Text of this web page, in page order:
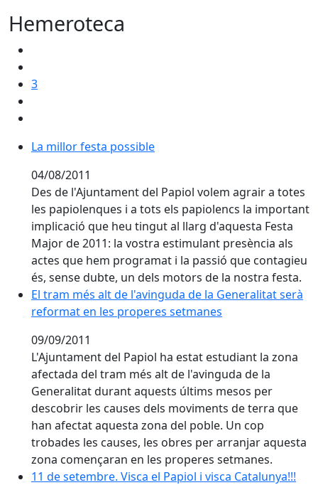
Hemeroteca
3
La millor festa possible
La millor festa possible
04/08/2011
Des de l'Ajuntament del Papiol volem agrair a totes
les papiolenques i a tots els papiolencs la important
implicació que heu tingut al llarg d'aquesta Festa
Major de 2011: la vostra estimulant presència als
actes que hem programat i la passió que contagieu
és, sense dubte, un dels motors de la nostra festa.
El tram més alt de l'avinguda de la Generalitat serà
El tram més alt de l'avinguda de la Generalitat serà
reformat en les properes setmanes
09/09/2011
L'Ajuntament del Papiol ha estat estudiant la zona
afectada del tram més alt de l'avinguda de la
Generalitat durant aquests últims mesos per
descobrir les causes dels moviments de terra que
han afectat aquesta zona del poble. Un cop
trobades les causes, les obres per arranjar aquesta
zona començaran en les properes setmanes.
11 de setembre. Visca el Papiol i visca Catalunya!!!
11 de setembre. Visca el Papiol i visca Catalunya!!!